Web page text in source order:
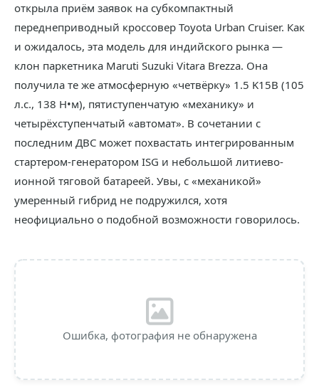
открыла приём заявок на субкомпактный
переднеприводный кроссовер Toyota Urban Cruiser. Как
и ожидалось, эта модель для индийского рынка —
клон паркетника Maruti Suzuki Vitara Brezza. Она
получила те же атмосферную «четвёрку» 1.5 K15B (105
л.с., 138 Н•м), пятиступенчатую «механику» и
четырёхступенчатый «автомат». В сочетании с
последним ДВС может похвастать интегрированным
стартером-генератором ISG и небольшой литиево-
ионной тяговой батареей. Увы, с «механикой»
умеренный гибрид не подружился, хотя
неофициально о подобной возможности говорилось.
Ошибка, фотография не обнаружена